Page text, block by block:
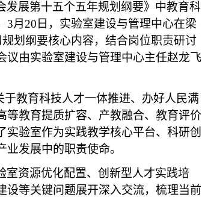
发展第十五个五年规划纲要》中教育科
月20日，实验室建设与管理中心在梁
划纲要核心内容，结合岗位职责研讨
议由实验室建设与管理中心主任赵龙飞
教育科技人才一体推进、办好人民满
等教育提质扩容、产教融合、教育评价
验室作为实践教学核心平台、科研创
发展中的职责使命。
室资源优化配置、创新型人才实践培
设等关键问题展开深入交流，梳理当前